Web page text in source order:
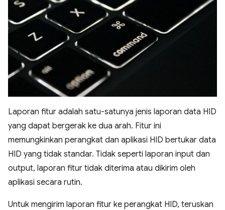
Laporan fitur adalah satu-satunya jenis laporan data HID
yang dapat bergerak ke dua arah. Fitur ini
memungkinkan perangkat dan aplikasi HID bertukar data
HID yang tidak standar. Tidak seperti laporan input dan
output, laporan fitur tidak diterima atau dikirim oleh
aplikasi secara rutin.
Untuk mengirim laporan fitur ke perangkat HID, teruskan